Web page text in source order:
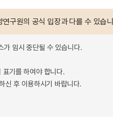
구원의 공식 입장과 다를 수 있습
가 임시 중단될 수 있습니다.
기를 하여야 합니다.
신 후 이용하시기 바랍니다.